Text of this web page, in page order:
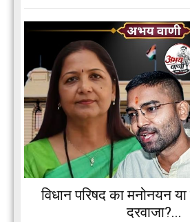
विधान परिषद का मनोनयन या
दरवाजा?...